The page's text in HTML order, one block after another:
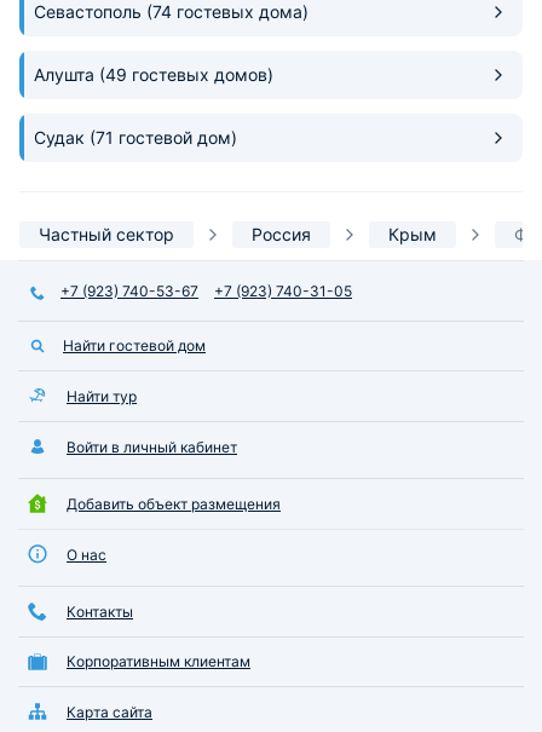
Севастополь (74 гостевых дома)
Алушта (49 гостевых домов)
Судак (71 гостевой дом)
Частный сектор Россия Крым
+7 (923) 740-53-67 +7 (923) 740-31-05
Найти гостевой дом
Найти тур
Войти в личный кабинет
Добавить объект размещения
О нас
Контакты
Корпоративным клиентам
Карта сайта